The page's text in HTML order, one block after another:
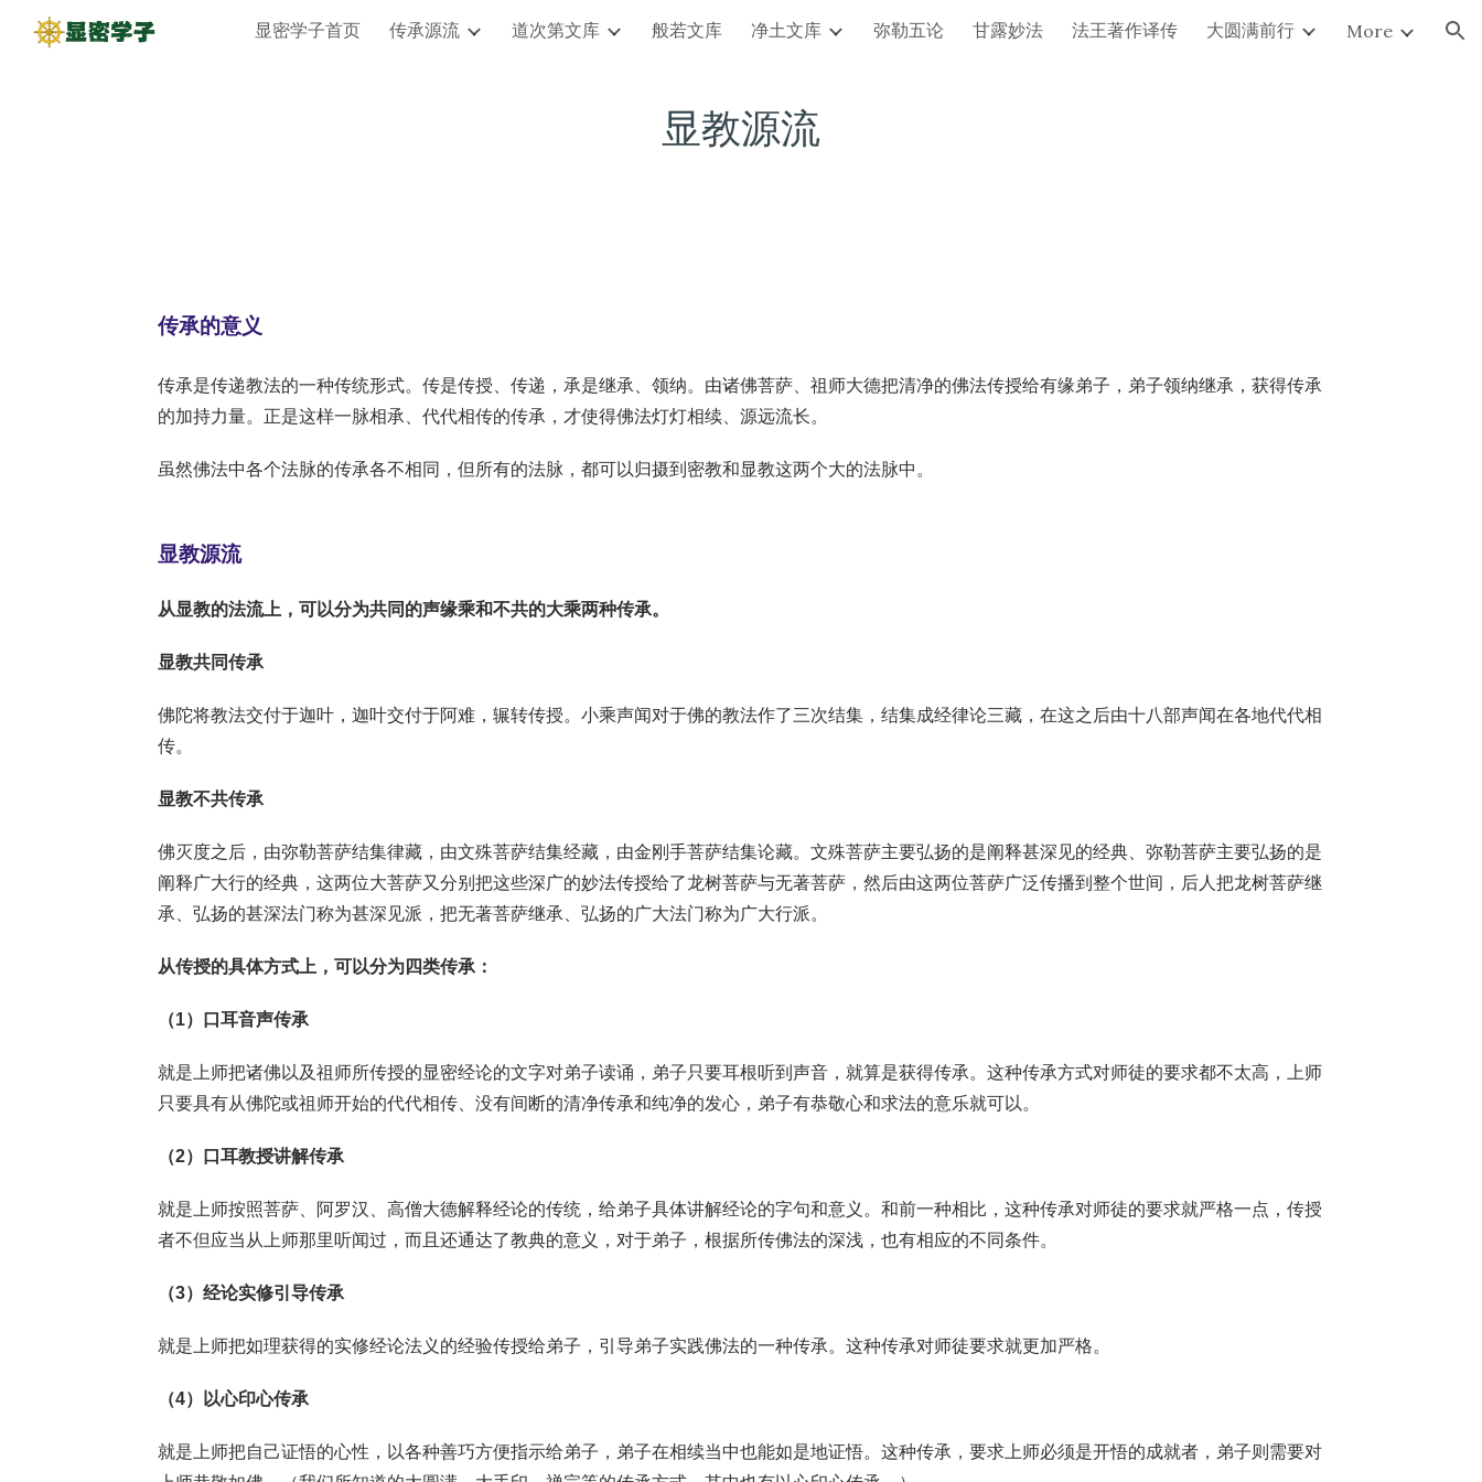
Skip to main content Skip to navigation
显密学子首页 传承源流 道次第文库 般若文库 净土文库 弥勒五论 甘露妙法 法王著作译传 大圆满前行 More
显教源流
        传承的意义
传承是传递教法的一种传统形式。传是传授、传递，承是继承、领纳。由诸佛菩萨、祖师大德把清净的佛法传授给有缘弟子，弟子领纳继承，获得传承
的加持力量。正是这样一脉相承、代代相传的传承，才使得佛法灯灯相续、源远流长。
虽然佛法中各个法脉的传承各不相同，但所有的法脉，都可以归摄到密教和显教这两个大的法脉中。
显教源流
从显教的法流上，可以分为共同的声缘乘和不共的大乘两种传承。
显教共同传承
佛陀将教法交付于迦叶，迦叶交付于阿难，辗转传授。小乘声闻对于佛的教法作了三次结集，结集成经律论三藏，在这之后由十八部声闻在各地代代相
传。
显教不共传承
佛灭度之后，由弥勒菩萨结集律藏，由文殊菩萨结集经藏，由金刚手菩萨结集论藏。文殊菩萨主要弘扬的是阐释甚深见的经典、弥勒菩萨主要弘扬的是
阐释广大行的经典，这两位大菩萨又分别把这些深广的妙法传授给了龙树菩萨与无著菩萨，然后由这两位菩萨广泛传播到整个世间，后人把龙树菩萨继
承、弘扬的甚深法门称为甚深见派，把无著菩萨继承、弘扬的广大法门称为广大行派。
从传授的具体方式上，可以分为四类传承：
（1）口耳音声传承
就是上师把诸佛以及祖师所传授的显密经论的文字对弟子读诵，弟子只要耳根听到声音，就算是获得传承。这种传承方式对师徒的要求都不太高，上师
只要具有从佛陀或祖师开始的代代相传、没有间断的清净传承和纯净的发心，弟子有恭敬心和求法的意乐就可以。
（2）口耳教授讲解传承
就是上师按照菩萨、阿罗汉、高僧大德解释经论的传统，给弟子具体讲解经论的字句和意义。和前一种相比，这种传承对师徒的要求就严格一点，传授
者不但应当从上师那里听闻过，而且还通达了教典的意义，对于弟子，根据所传佛法的深浅，也有相应的不同条件。
（3）经论实修引导传承
就是上师把如理获得的实修经论法义的经验传授给弟子，引导弟子实践佛法的一种传承。这种传承对师徒要求就更加严格。
（4）以心印心传承
就是上师把自己证悟的心性，以各种善巧方便指示给弟子，弟子在相续当中也能如是地证悟。这种传承，要求上师必须是开悟的成就者，弟子则需要对